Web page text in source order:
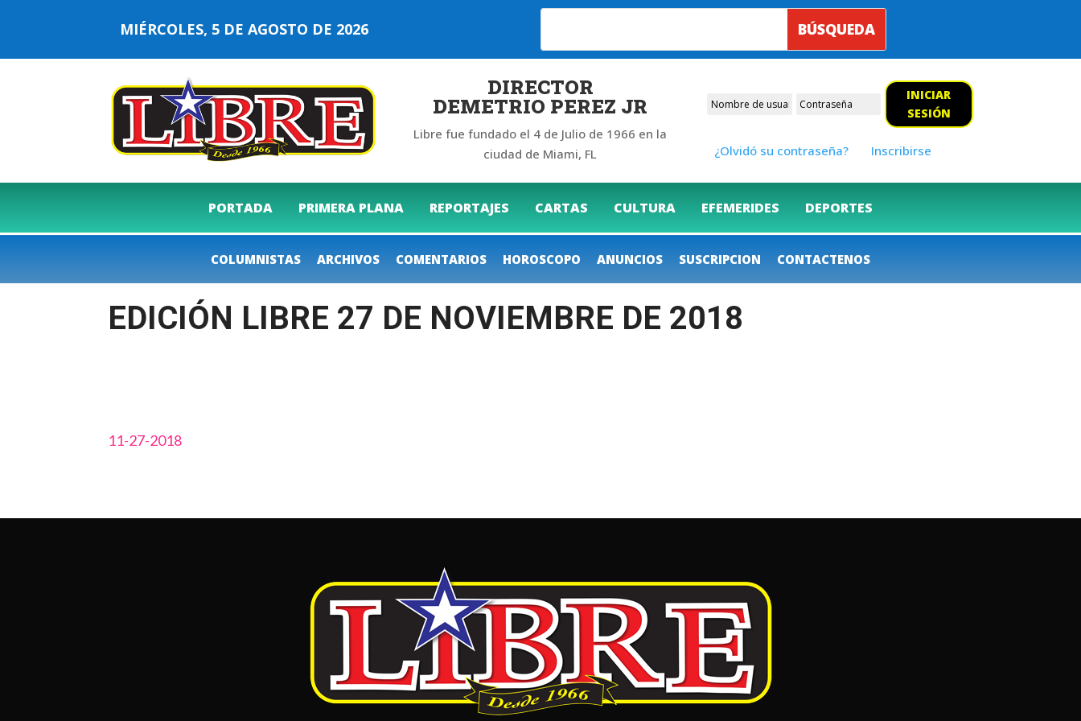
MIÉRCOLES, 5 DE AGOSTO DE 2026
DIRECTOR
DEMETRIO PEREZ JR
Libre fue fundado el 4 de Julio de 1966 en la
ciudad de Miami, FL
INICIAR
SESIÓN
¿Olvidó su contraseña? Inscribirse
PORTADA PRIMERA PLANA REPORTAJES CARTAS CULTURA EFEMERIDES DEPORTES
COLUMNISTAS ARCHIVOS COMENTARIOS HOROSCOPO ANUNCIOS SUSCRIPCION CONTACTENOS
EDICIÓN LIBRE 27 DE NOVIEMBRE DE 2018
11-27-2018